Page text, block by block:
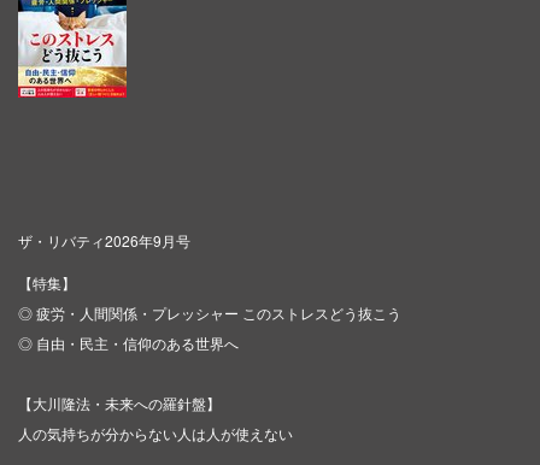
ザ・リバティ2026年9月号
【特集】
◎ 疲労・人間関係・プレッシャー このストレスどう抜こう
◎ 自由・民主・信仰のある世界へ
【大川隆法・未来への羅針盤】
人の気持ちが分からない人は人が使えない